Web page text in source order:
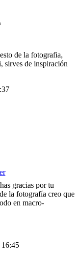
de la fotografia,
sirves de inspiración
gracias por tu
la fotografía creo que
en macro-